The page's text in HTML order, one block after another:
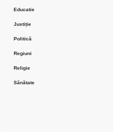
Educatie
Justiție
Politică
Regiuni
Religie
Sănătate